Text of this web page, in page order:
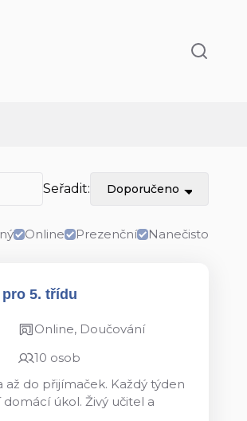
Seřadit: Doporučeno
Online Prezenční Nanečisto
5. třídu
Online, Doučování
10 osob
až do přijímaček. Každý týden
úkol. Živý učitel a